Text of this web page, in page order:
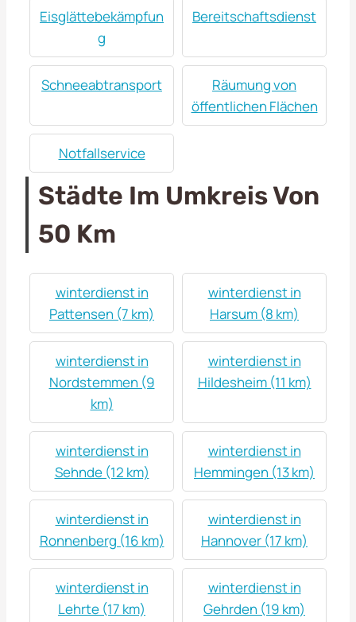
Eisglättebekämpfun
g
Bereitschaftsdienst
Schneeabtransport
Räumung von
öffentlichen Flächen
Notfallservice
Städte Im Umkreis Von
50 Km
winterdienst in
Pattensen (7 km)
winterdienst in
Harsum (8 km)
winterdienst in
Nordstemmen (9
km)
winterdienst in
Hildesheim (11 km)
winterdienst in
Sehnde (12 km)
winterdienst in
Hemmingen (13 km)
winterdienst in
Ronnenberg (16 km)
winterdienst in
Hannover (17 km)
winterdienst in
Lehrte (17 km)
winterdienst in
Gehrden (19 km)